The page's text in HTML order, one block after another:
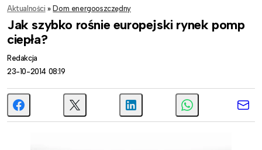
Aktualności » Dom energooszczędny
Jak szybko rośnie europejski rynek pomp
ciepła?
Redakcja
23-10-2014 08:19